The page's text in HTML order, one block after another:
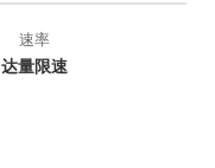
速率
达量限速